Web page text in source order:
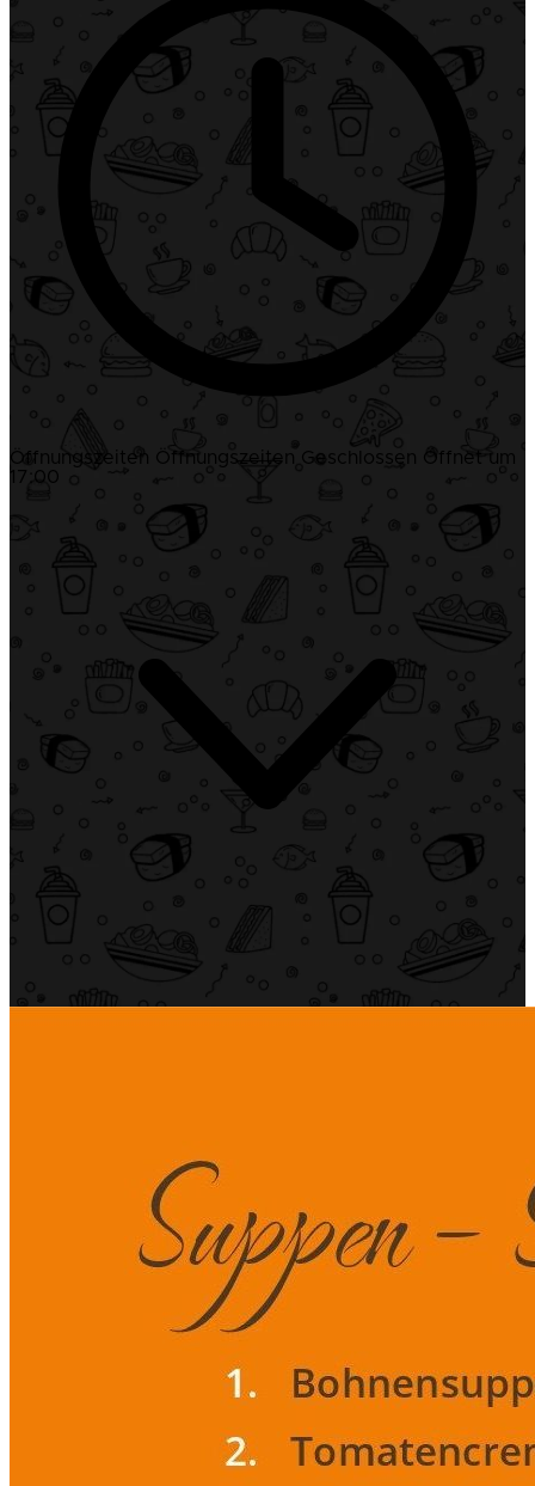
Öffnungszeiten Öffnungszeiten Geschlossen Öffnet um
17:00